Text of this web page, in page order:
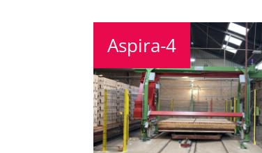
Aspira-4